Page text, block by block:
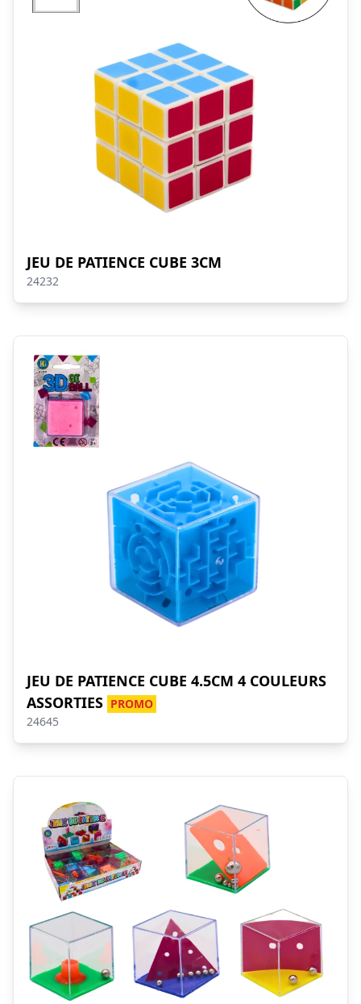
JEU DE PATIENCE CUBE 3CM
24232
JEU DE PATIENCE CUBE 4.5CM 4 COULEURS
ASSORTIES PROMO
24645